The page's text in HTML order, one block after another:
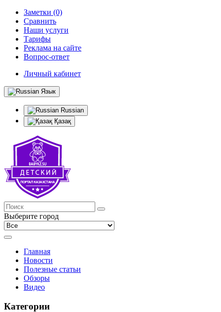
Заметки (0)
Сравнить
Наши услуги
Тарифы
Реклама на сайте
Вопрос-ответ
Личный кабинет
Язык
Russian
Қазақ
Выберите город
Главная
Новости
Полезные статьи
Обзоры
Видео
Категории